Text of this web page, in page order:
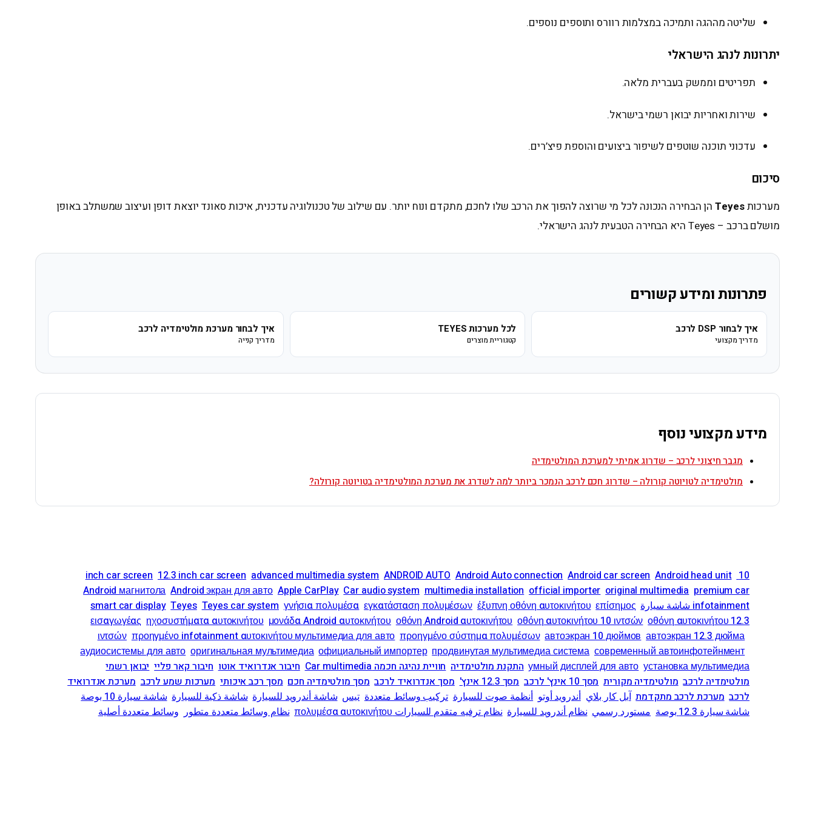
שליטה מההגה ותמיכה במצלמות רוורס ותוספים נוספים.
יתרונות לנהג הישראלי
תפריטים וממשק בעברית מלאה.
שירות ואחריות יבואן רשמי בישראל.
עדכוני תוכנה שוטפים לשיפור ביצועים והוספת פיצ’רים.
סיכום
מערכותTeyesהן הבחירה הנכונה לכל מי שרוצה להפוך את הרכב שלו לחכם, מתקדם ונוח יותר. עם שילוב של טכנולוגיה עדכנית, איכות סאונד יוצאת דופן ועיצוב שמשתלב באופן
מושלם ברכב – Teyes היא הבחירה הטבעית לנהג הישראלי.
פתרונות ומידע קשורים
איך לבחור DSP לרכב
מדריך מקצועי
לכל מערכות TEYES
קטגוריית מוצרים
איך לבחור מערכת מולטימדיה לרכב
מדריך קנייה
מידע מקצועי נוסף
מגבר חיצוני לרכב – שדרוג אמיתי למערכת המולטימדיה
מולטימדיה לטויוטה קורולה – שדרוג חכם לרכב הנמכר ביותר למה לשדרג את מערכת המולטימדיה בטויוטה קורולה?
10 inch car screen
12.3 inch car screen advanced multimedia system ANDROID AUTO Android Auto connection Android car screen Android head unit
Android магнитола Android экран для авто Apple CarPlay Car audio system multimedia installation official importer original multimedia premium car
infotainment شاشة سيارة
smart car display Teyes Teyes car system γνήσια πολυμέσα εγκατάσταση πολυμέσων έξυπνη οθόνη αυτοκινήτου επίσημος
εισαγωγέας ηχοσυστήματα αυτοκινήτου μονάδα Android αυτοκινήτου οθόνη Android αυτοκινήτου οθόνη αυτοκινήτου 10 ιντσών οθόνη αυτοκινήτου 12.3
ιντσών προηγμένο infotainment αυτοκινήτου мультимедиа для авто προηγμένο σύστημα πολυμέσων автоэкран 10 дюймов автоэкран 12.3 дюйма
аудиосистемы для авто оригинальная мультимедиа официальный импортер продвинутая мультимедиа система современный автоинфотейнмент
умный дисплей для авто установка мультимедиа התקנת מולטימדיה חוויית נהיגה חכמה Car multimedia חיבור אנדרואיד אוטו חיבור קאר פליי יבואן רשמי
מולטימדיה לרכב מולטימדיה מקורית מסך 10 אינץ' לרכב מסך 12.3 אינץ' מסך אנדרואיד לרכב מסך מולטימדיה חכם מסך רכב איכותי מערכות שמע לרכב מערכת אנדרואיד
לרכב מערכת לרכב מתקדמת آبل كار بلاي أندرويد أوتو أنظمة صوت للسيارة تركيب وسائط متعددة تيس شاشة أندرويد للسيارة شاشة ذكية للسيارة شاشة سيارة 10 بوصة
شاشة سيارة 12.3 بوصة
مستورد رسمي نظام أندرويد للسيارة نظام ترفيه متقدم للسيارات πολυμέσα αυτοκινήτου نظام وسائط متعددة متطور وسائط متعددة أصلية